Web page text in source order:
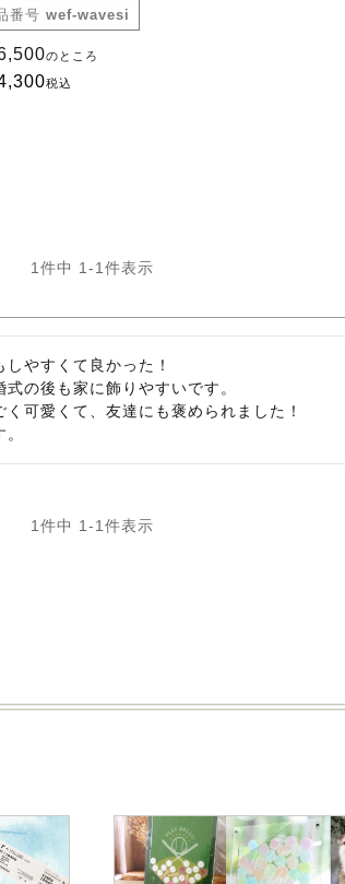
番号 wef-wavesi
のところ
税込
1件中 1-1件表示
やすくて良かった！
式の後も家に飾りやすいです。
可愛くて、友達にも褒められました！
1件中 1-1件表示